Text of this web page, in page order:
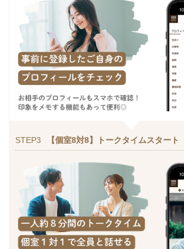
STEP3 【個室8対8】トークタイムスタート